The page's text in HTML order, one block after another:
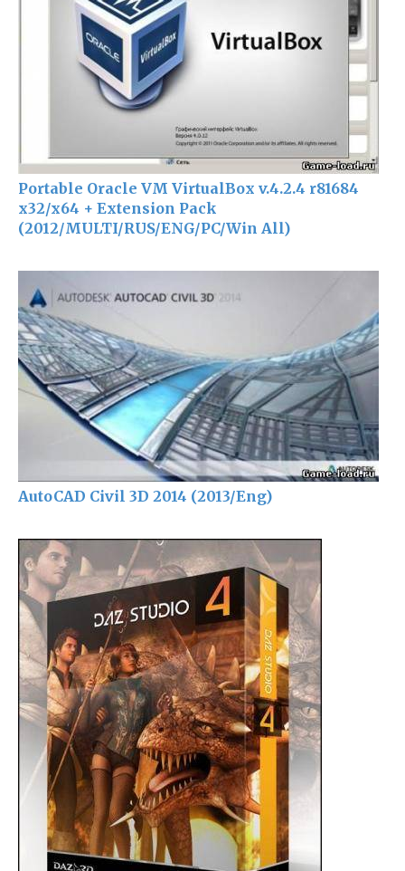
Portable Oracle VM VirtualBox v.4.2.4 r81684
x32/x64 + Extension Pack
(2012/MULTI/RUS/ENG/PC/Win All)
AutoCAD Civil 3D 2014 (2013/Eng)